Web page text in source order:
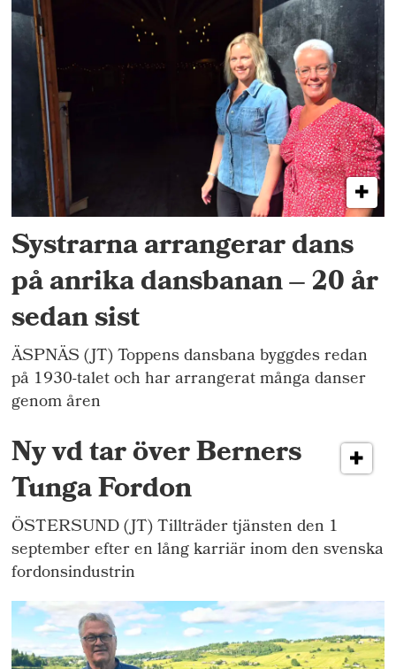
Systrarna arrangerar dans
på anrika dansbanan – 20 år
sedan sist
ÄSPNÄS (JT) Toppens dansbana byggdes redan
på 1930-talet och har arrangerat många danser
genom åren
Ny vd tar över Berners
Tunga Fordon
ÖSTERSUND (JT) Tillträder tjänsten den 1
september efter en lång karriär inom den svenska
fordonsindustrin